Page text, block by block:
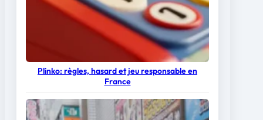
Plinko: règles, hasard et jeu responsable en
France